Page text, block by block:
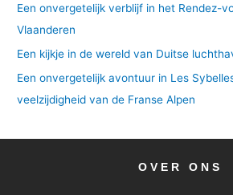
Een onvergetelijk verblijf in het Rendez-
Vlaanderen
Een kijkje in de wereld van Duitse
Een onvergetelijk avontuur in Les
veelzijdigheid van de Franse Alpen
OVER ONS